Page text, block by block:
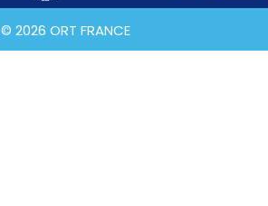
© 2026 ORT FRANCE